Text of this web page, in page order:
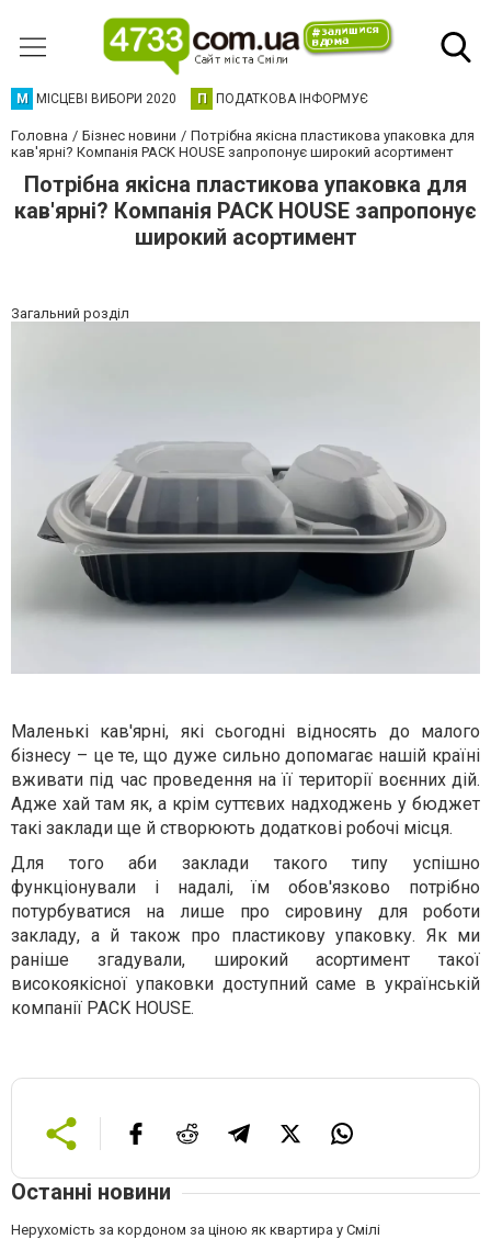
М МІСЦЕВІ ВИБОРИ 2020 П ПОДАТКОВА ІНФОРМУЄ
Головна Бізнес новини
Потрібна якісна пластикова упаковка для
кав'ярні? Компанія PACK HOUSE запропонує широкий асортимент
Потрібна якісна пластикова упаковка для
кав'ярні? Компанія PACK HOUSE запропонує
широкий асортимент
Загальний розділ
Маленькі кав'ярні, які сьогодні відносять до малого
бізнесу – це те, що дуже сильно допомагає нашій країні
вживати під час проведення на її території воєнних дій.
Адже хай там як, а крім суттєвих надходжень у бюджет
такі заклади ще й створюють додаткові робочі місця.
Для того аби заклади такого типу успішно
функціонували і надалі, їм обов'язково потрібно
потурбуватися на лише про сировину для роботи
закладу, а й також про пластикову упаковку. Як ми
раніше згадували, широкий асортимент такої
високоякісної упаковки доступний саме в українській
компанії PACK HOUSE.
Останні новини
Нерухомість за кордоном за ціною як квартира у Смілі